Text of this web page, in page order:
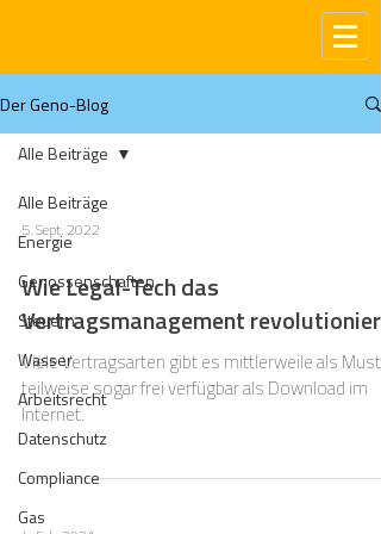
Der Geno-Blog
Alle Beiträge
Energie
Genossenschaften
Steuern
Wasser
Arbeitsrecht
Datenschutz
Compliance
Gas
Alle Beiträge
5. Sept. 2022
Wie Legal-Tech das
Vertragsmanagement revolutioniert
Viele Vertragsarten gibt es mittlerweile als
teilweise sogar frei verfügbar als Download im
Internet.